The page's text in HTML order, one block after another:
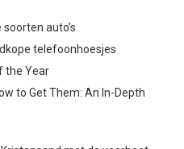
auto’s
telefoonhoesjes
the Year
to Get Them: An In-Depth